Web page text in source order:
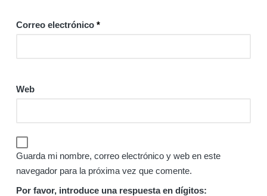
Correo electrónico *
Web
Guarda mi nombre, correo electrónico y web en este
navegador para la próxima vez que comente.
Por favor, introduce una respuesta en dígitos: